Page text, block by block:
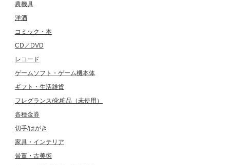
農機具
洋酒
コミック・本
CD／DVD
レコード
ゲームソフト・ゲーム機本体
ギフト・生活雑貨
フレグランス/化粧品（未使用）
各種金券
切手/はがき
家具・インテリア
骨董・古美術